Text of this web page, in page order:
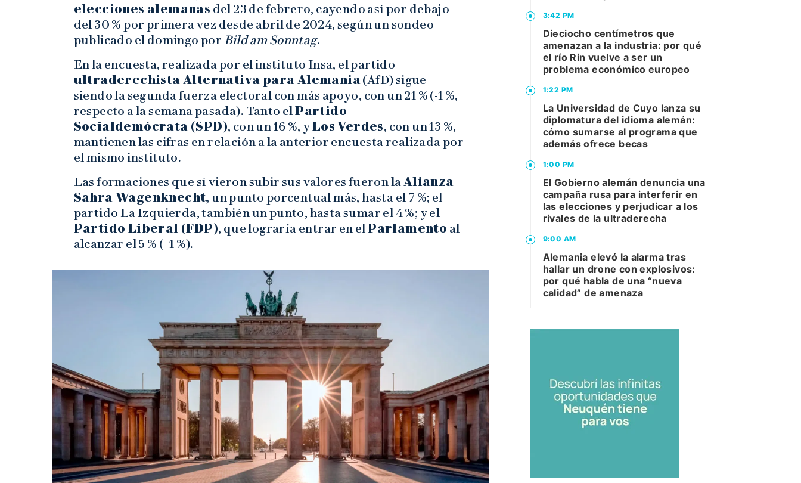
elecciones alemanas del 23 de febrero, cayendo así por debajo
del 30 % por primera vez desde abril de 2024, según un sondeo
publicado el domingo por Bild am Sonntag.
En la encuesta, realizada por el instituto Insa, el partido
ultraderechista Alternativa para Alemania(AfD) sigue
siendo la segunda fuerza electoral con más apoyo, con un 21 % (-1 %,
respecto a la semana pasada). Tanto elPartido
Socialdemócrata (SPD), con un 16 %, yLos Verdes, con un 13 %,
mantienen las cifras en relación a la anterior encuesta realizada por
el mismo instituto.
Las formaciones que sí vieron subir sus valores fueron laAlianza
Sahra Wagenknecht, un punto porcentual más, hasta el 7 %; el
partido La Izquierda, también un punto, hasta sumar el 4 %; y el
Partido Liberal (FDP), que lograría entrar en elParlamento al
alcanzar el 5 % (+1 %).
3:42 PM
Dieciocho centímetros que
amenazan a la industria: por qué
el río Rin vuelve a ser un
problema económico europeo
1:22 PM
La Universidad de Cuyo lanza su
diplomatura del idioma alemán:
cómo sumarse al programa que
además ofrece becas
1:00 PM
El Gobierno alemán denuncia una
campaña rusa para interferir en
las elecciones y perjudicar a los
rivales de la ultraderecha
9:00 AM
Alemania elevó la alarma tras
hallar un drone con explosivos:
por qué habla de una “nueva
calidad” de amenaza